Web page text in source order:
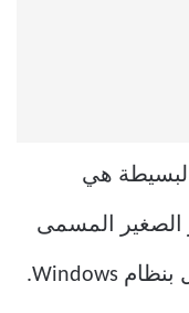
هي
الصغير المسمى
Notepad على جهاز كمبيوتر يعمل بنظام Windows.